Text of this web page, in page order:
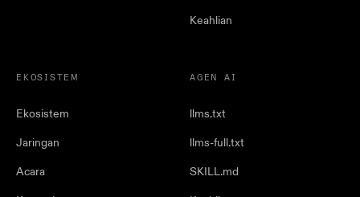
Keahlian
EKOSISTEM
Ekosistem
Jaringan
Acara
AGEN AI
llms.txt
llms-full.txt
SKILL.md